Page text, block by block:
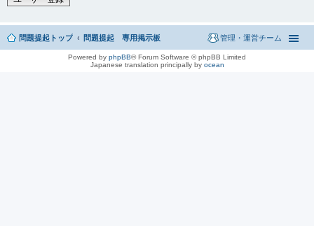
問題提起トップ 問題提起 専用掲示板 管理・運営チーム
Powered by phpBB® Forum Software © phpBB Limited
Japanese translation principally by ocean